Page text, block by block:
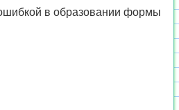
в образовании формы